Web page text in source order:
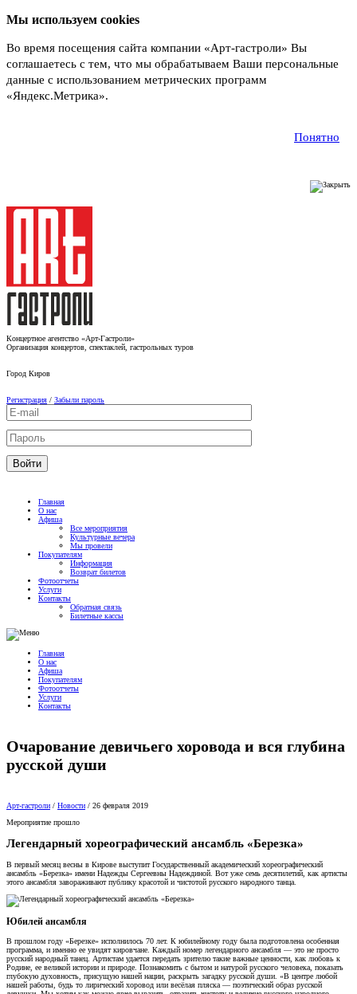
Мы используем cookies
Во время посещения сайта компании «Арт-гастроли» Вы
соглашаетесь с тем, что мы обрабатываем Ваши персональные
данные с использованием метрических программ
«Яндекс.Метрика».
Понятно
Концертное агентство «Арт-Гастроли»
Организация концертов, спектаклей, гастрольных туров
Город Киров
Регистрация / Забыли пароль
Главная
О нас
Афиша
Все мероприятия
Культурные вечера
Мы провели
Покупателям
Информация
Возврат билетов
Фотоотчеты
Услуги
Контакты
Обратная связь
Билетные кассы
Главная
О нас
Афиша
Покупателям
Фотоотчеты
Услуги
Контакты
Очарование девичьего хоровода и вся глубина
русской души
Арт-гастроли / Новости / 26 февраля 2019
Мероприятие прошло
Легендарный хореографический ансамбль «Березка»
В первый месяц весны в Кирове выступит Государственный академический хореографический
ансамбль «Березка» имени Надежды Сергеевны Надеждиной. Вот уже семь десятилетий, как артисты
этого ансамбля завораживают публику красотой и чистотой русского народного танца.
Юбилей ансамбля
В прошлом году «Березке» исполнилось 70 лет. К юбилейному году была подготовлена особенная
программа, и именно ее увидят кировчане. Каждый номер легендарного ансамбля — это не просто
русский народный танец. Артистам удается передать зрителю такие важные ценности, как любовь к
Родине, ее великой истории и природе. Познакомить с бытом и натурой русского человека, показать
глубокую духовность, присущую нашей нации, раскрыть загадку русской души. «В центре любой
нашей работы, будь то лирический хоровод или весёлая пляска — поэтический образ русской